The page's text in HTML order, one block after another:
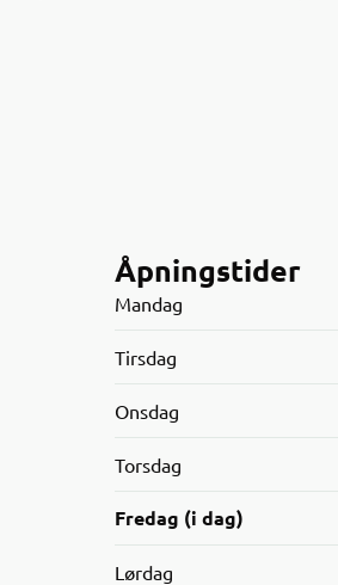
Åpningstider
Mandag
Tirsdag
Onsdag
Torsdag
Fredag (i dag)
Lørdag